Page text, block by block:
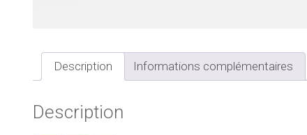
Description Informations complémentaires
Description